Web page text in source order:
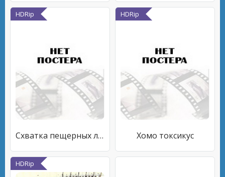
HDRip
Схватка пещерных людей
HDRip
Хомо токсикус
HDRip